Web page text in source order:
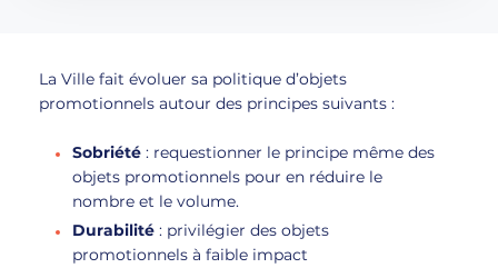
La Ville fait évoluer sa politique d’objets
promotionnels autour des principes suivants :
Sobriété : requestionner le principe même des
objets promotionnels pour en réduire le
nombre et le volume.
Durabilité : privilégier des objets
promotionnels à faible impact